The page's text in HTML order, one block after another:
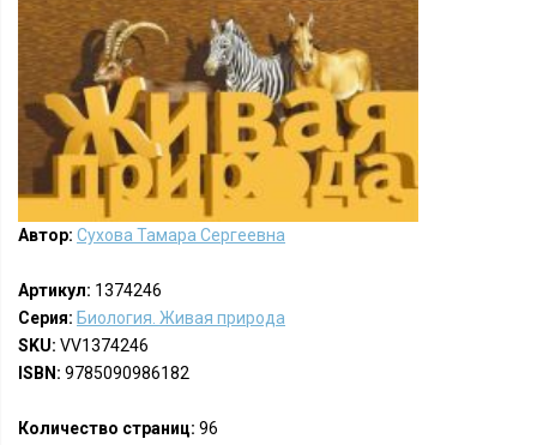
Автор: Сухова Тамара Сергеевна
Артикул: 1374246
Серия: Биология. Живая природа
SKU: VV1374246
ISBN: 9785090986182
Количество страниц: 96